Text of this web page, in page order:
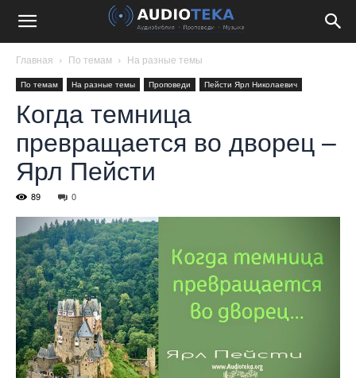
Главная По темам На разные темы
По темам На разные темы Проповеди Пейсти Ярл Николаевич
Когда темница
превращается во дворец –
Ярл Пейсти
89 0